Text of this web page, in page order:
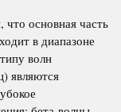
что основная часть
в диапазоне
волн
являются